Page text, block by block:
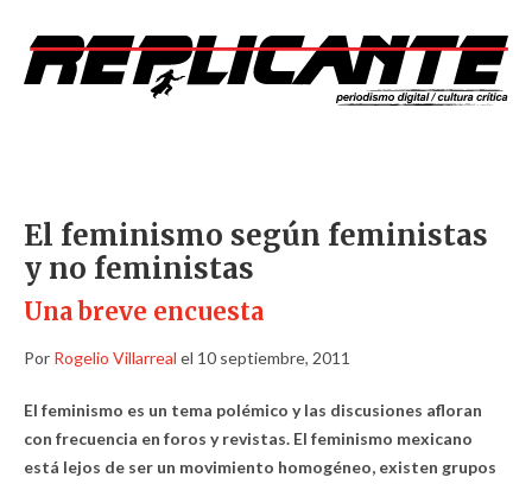
El feminismo según feministas
y no feministas
Una breve encuesta
Por Rogelio Villarreal el 10 septiembre, 2011
El feminismo es un tema polémico y las discusiones afloran
con frecuencia en foros y revistas. El feminismo mexicano
está lejos de ser un movimiento homogéneo, existen grupos